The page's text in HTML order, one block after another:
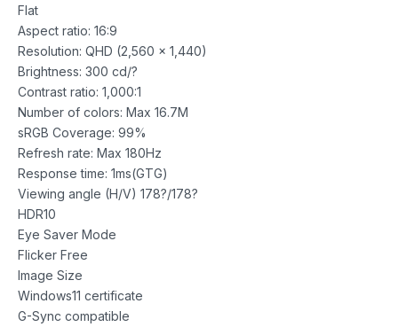
Flat
Aspect ratio: 16:9
Resolution: QHD (2,560 x 1,440)
Brightness: 300 cd/?
Contrast ratio: 1,000:1
Number of colors: Max 16.7M
sRGB Coverage: 99%
Refresh rate: Max 180Hz
Response time: 1ms(GTG)
Viewing angle (H/V) 178?/178?
HDR10
Eye Saver Mode
Flicker Free
Image Size
Windows11 certificate
G-Sync compatible